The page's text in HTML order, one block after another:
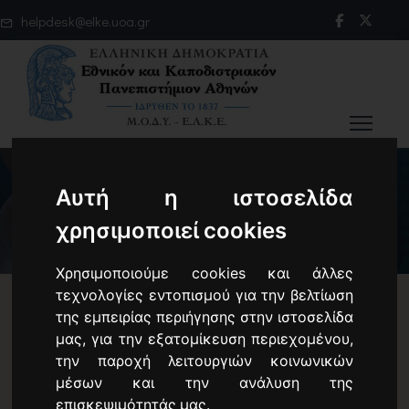
Αυτή η ιστοσελίδα
χρησιμοποιεί cookies
Χρησιμοποιούμε cookies και άλλες
τεχνολογίες εντοπισμού για την βελτίωση
της εμπειρίας περιήγησης στην ιστοσελίδα
μας, για την εξατομίκευση περιεχομένου,
την παροχή λειτουργιών κοινωνικών
μέσων και την ανάλυση της
επισκεψιμότητάς μας.
helpdesk@elke.uoa.gr
Προκήρυξη Απασχόλησης υπ.
αριθμό: 49406/2023